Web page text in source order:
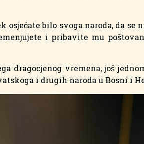
bilo svoga naroda, da se
i pribavite mu
dragocjenog vremena, još
i drugih naroda u Bosni i